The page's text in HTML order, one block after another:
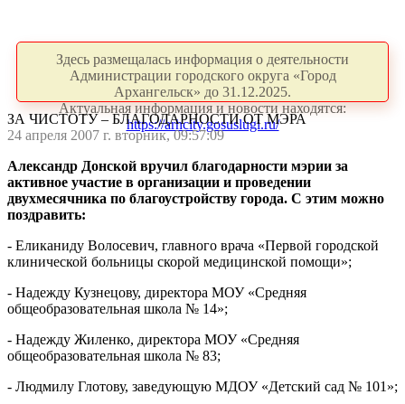
Здесь размещалась информация о деятельности
Администрации городского округа «Город
Архангельск» до 31.12.2025.
Актуальная информация и новости находятся:
https://arhcity.gosuslugi.ru/
ЗА ЧИСТОТУ – БЛАГОДАРНОСТИ ОТ МЭРА
24 апреля 2007 г. вторник, 09:57:09
Александр Донской вручил благодарности мэрии за
активное участие в организации и проведении
двухмесячника по благоустройству города. С этим можно
поздравить:
- Еликаниду Волосевич, главного врача «Первой городской
клинической больницы скорой медицинской помощи»;
- Надежду Кузнецову, директора МОУ «Средняя
общеобразовательная школа № 14»;
- Надежду Жиленко, директора МОУ «Средняя
общеобразовательная школа № 83;
- Людмилу Глотову, заведующую МДОУ «Детский сад № 101»;